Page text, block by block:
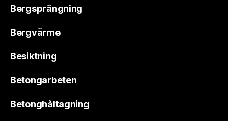
Bergsprängning
Bergvärme
Besiktning
Betongarbeten
Betonghåltagning